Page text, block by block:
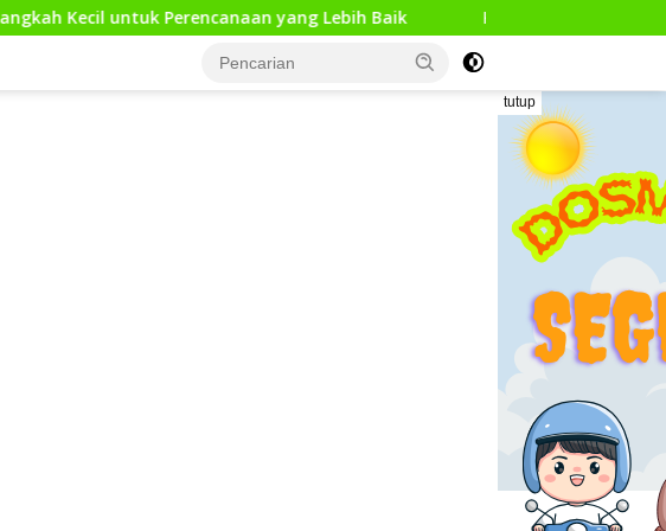
yang Lebih Baik Kunjungan Kerja Pengawas Pendidikan
tutup